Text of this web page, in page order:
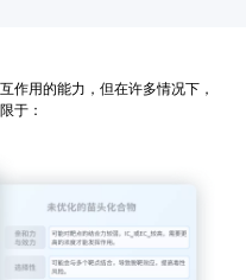
作用的能力，但在许多情况下，
于：